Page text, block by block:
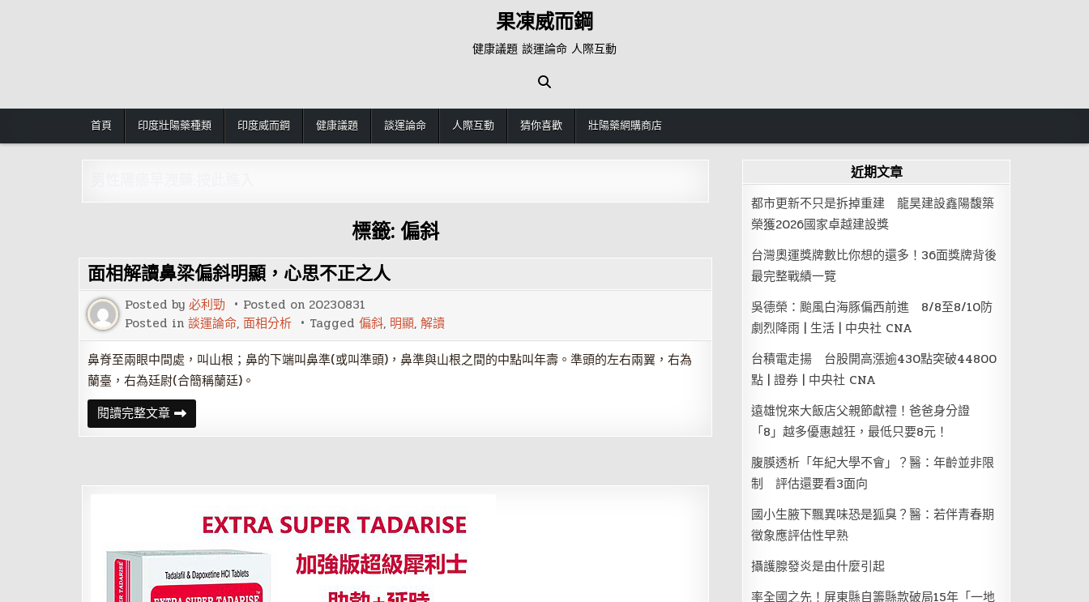
果凍威而鋼
健康議題 談運論命 人際互動
首頁 印度壯陽藥種類 印度威而鋼 健康議題 談運論命 人際互動 猜你喜歡 壯陽藥網購商店
標籤: 偏斜
面相解讀鼻梁偏斜明顯，心思不正之人
Posted by 必利勁 Posted on 20230831
Posted in 談運論命, 面相分析 Tagged 偏斜, 明顯, 解讀
鼻脊至兩眼中間處，叫山根；鼻的下端叫鼻準(或叫準頭)，鼻準與山根之間的中點叫年壽。準頭的左右兩翼，右為
蘭臺，右為廷尉(合簡稱蘭廷)。
閱讀完整文章面
相
解
偏
思
不
正
之
人
近期文章
都市更新不只是拆掉重建 龍昊建設鑫陽馥築
榮獲2026國家卓越建設獎
台灣奧運獎牌數比你想的還多！36面獎牌背後
最完整戰績一覽
吳德榮：颱風白海豚偏西前進 8/8至8/10防
劇烈降雨 | 生活 | 中央社 CNA
台積電走揚 台股開高漲逾430點突破44800
點 | 證券 | 中央社 CNA
遠雄悅來大飯店父親節獻禮！爸爸身分證
「8」越多優惠越狂，最低只要8元！
腹膜透析「年紀大學不會」？醫：年齡並非限
制 評估還要看3面向
國小生腋下飄異味恐是狐臭？醫：若伴青春期
徵象應評估性早熟
攝護腺發炎是由什麼引起
率全國之先！屏東縣自籌縣款破局15年「一地